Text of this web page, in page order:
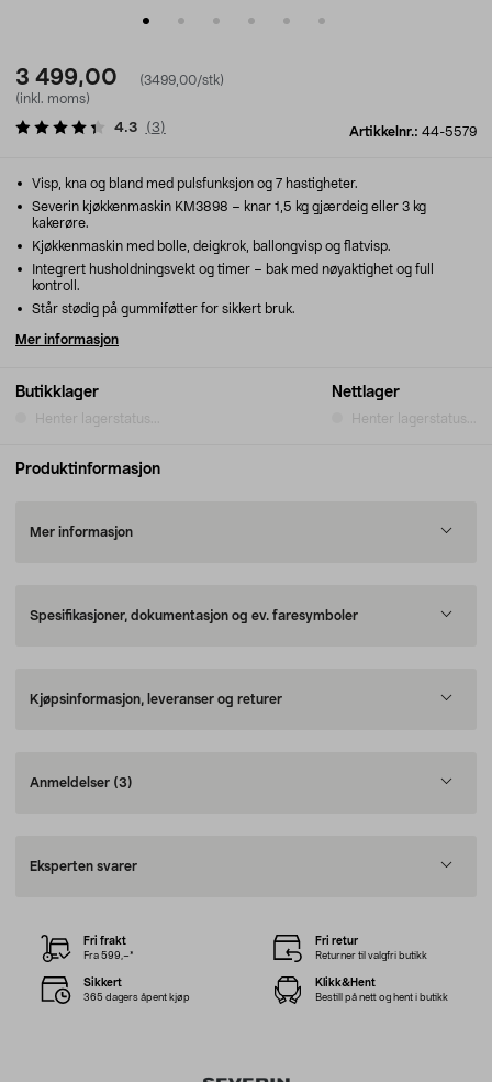
3 499,00
(3499,00/stk)
(inkl. moms)
Artikkelnr.: 44-5579
4.3 (3)
Butikklager
Henter lagerstatus...
Nettlager
Henter lagerstatus...
Visp, kna og bland med pulsfunksjon og 7 hastigheter.
Severin kjøkkenmaskin KM3898 – knar 1,5 kg gjærdeig eller 3 kg
kakerøre.
Kjøkkenmaskin med bolle, deigkrok, ballongvisp og flatvisp.
Integrert husholdningsvekt og timer – bak med nøyaktighet og full
kontroll.
Står stødig på gummiføtter for sikkert bruk.
Mer informasjon
Produktinformasjon
Mer informasjon
Spesifikasjoner, dokumentasjon og ev. faresymboler
Kjøpsinformasjon, leveranser og returer
Anmeldelser (3)
Eksperten svarer
Fri frakt
Fra 599,–*
Fri retur
Returner til valgfri butikk
Sikkert
365 dagers åpent kjøp
Klikk&Hent
Bestill på nett og hent i butikk